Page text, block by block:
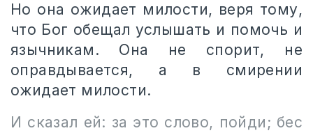
Но она ожидает милости, веря тому,
что Бог обещал услышать и помочь и
язычникам. Она не спорит, не
оправдывается, а в смирении
ожидает милости.
И сказал ей: за это слово, пойди; бес